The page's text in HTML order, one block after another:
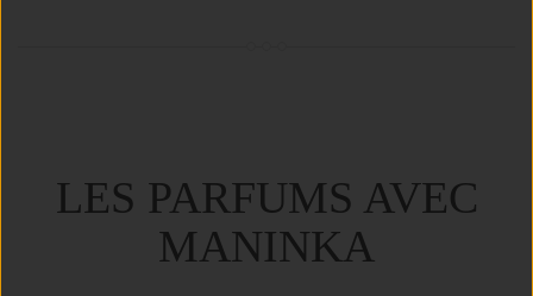
LES PARFUMS AVEC
MANINKA